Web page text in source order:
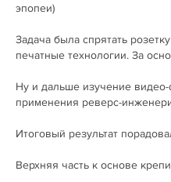
эпопеи)
Задача была спрятать
печатные технологии. За
Ну и дальше изучение
применения реверс-
Итоговый результат
Верхняя часть к основе